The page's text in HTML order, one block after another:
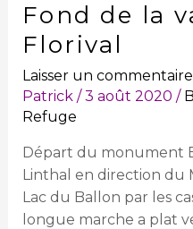
Fond de la
Florival
Laisser un commentaire
Patrick /3 août 2020 /
Refuge
Départ du monument
Linthal en direction du
Lac du Ballon par les
longue marche a plat
Fond
de
la
vallée
du
Florival